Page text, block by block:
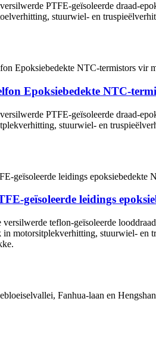
PTFE-geïsoleerde draad-
stuurwiel- en
Epoksiebedekte NTC-
PTFE-geïsoleerde draad-
stuurwiel- en
geïsoleerde leidings
teflon-geïsoleerde
motorsitplekverhitting, stuurwiel- en
Fanhua-laan en